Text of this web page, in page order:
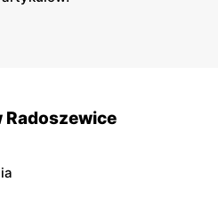
Radoszewice